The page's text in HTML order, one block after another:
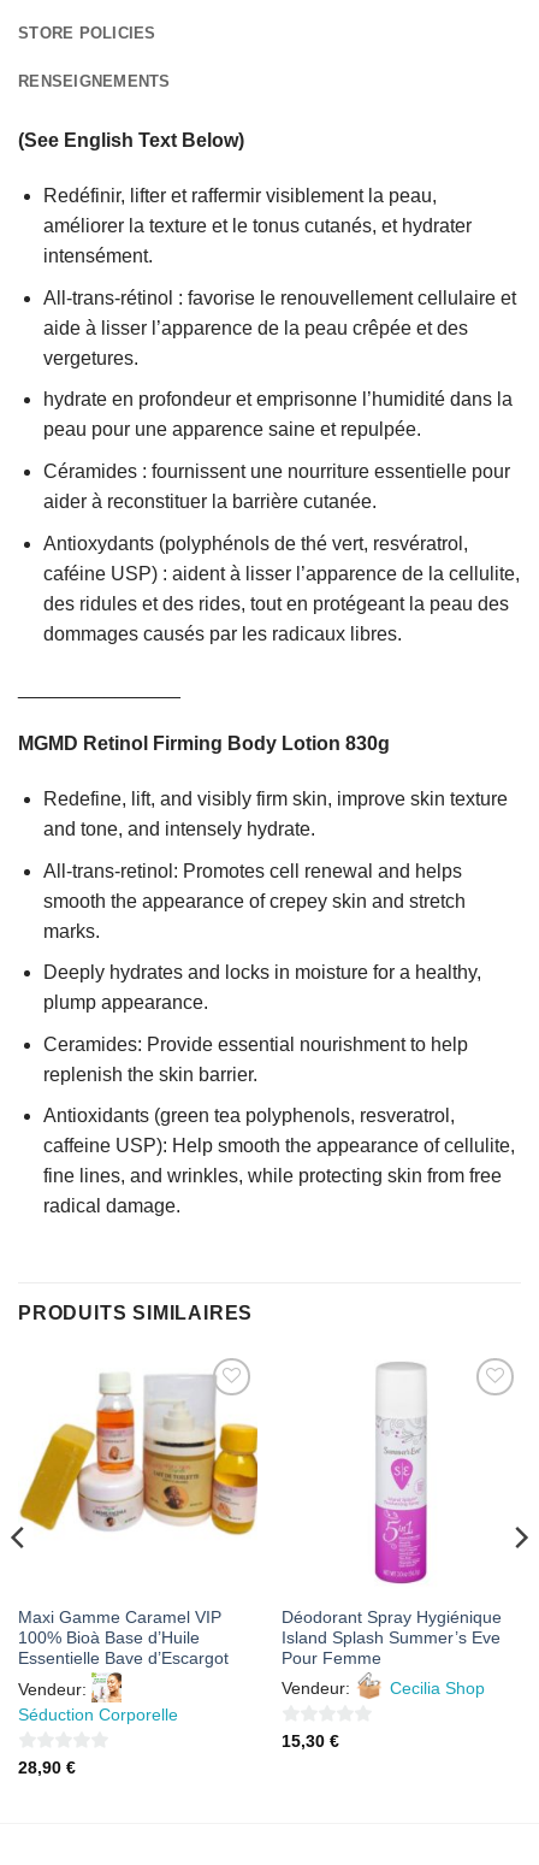
STORE POLICIES
RENSEIGNEMENTS
(See English Text Below)
Redéfinir, lifter et raffermir visiblement la peau,
améliorer la texture et le tonus cutanés, et hydrater
intensément.
All-trans-rétinol : favorise le renouvellement cellulaire et
aide à lisser l’apparence de la peau crêpée et des
vergetures.
hydrate en profondeur et emprisonne l’humidité dans la
peau pour une apparence saine et repulpée.
Céramides : fournissent une nourriture essentielle pour
aider à reconstituer la barrière cutanée.
Antioxydants (polyphénols de thé vert, resvératrol,
caféine USP) : aident à lisser l’apparence de la cellulite,
des ridules et des rides, tout en protégeant la peau des
dommages causés par les radicaux libres.
MGMD Retinol Firming Body Lotion 830g
Redefine, lift, and visibly firm skin, improve skin texture
and tone, and intensely hydrate.
All-trans-retinol: Promotes cell renewal and helps
smooth the appearance of crepey skin and stretch
marks.
Deeply hydrates and locks in moisture for a healthy,
plump appearance.
Ceramides: Provide essential nourishment to help
replenish the skin barrier.
Antioxidants (green tea polyphenols, resveratrol,
caffeine USP): Help smooth the appearance of cellulite,
fine lines, and wrinkles, while protecting skin from free
radical damage.
PRODUITS SIMILAIRES
AJOUTER
À MES
FAVORIS
Maxi Gamme Caramel VIP
100% Bioà Base d’Huile
Essentielle Bave d’Escargot
Vendeur:
Séduction Corporelle
0
28,90 €
AJOUTER
Déodorant Spray Hygiénique
Island Splash Summer’s Eve
Pour Femme
Vendeur:
Cecilia Shop
0
15,30 €